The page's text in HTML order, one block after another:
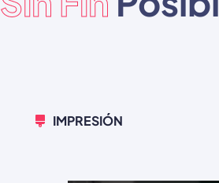
IMPRESIÓN